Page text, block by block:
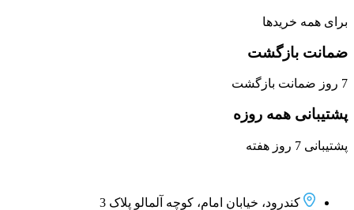
برای همه خریدها
ضمانت بازگشت
7 روز ضمانت بازگشت
پشتیبانی همه روزه
پشتیبانی 7 روز هفته
کندرود، خیابان امام، کوچه آلمالو پلاک 3